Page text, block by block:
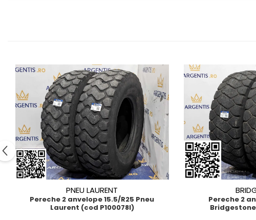
PNEU LAURENT
Pereche 2 anvelope 15.5/R25 Pneu
Laurent (cod P100078I)
Pereche 2